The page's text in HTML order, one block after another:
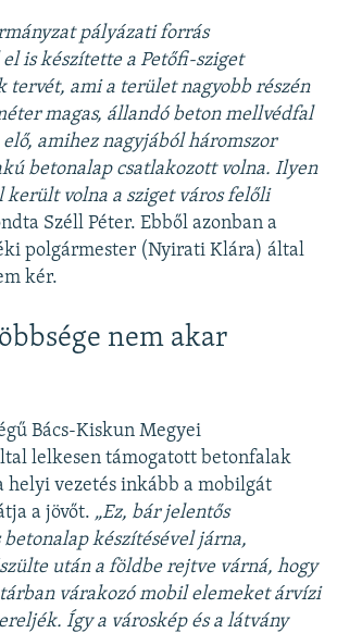
pályázati forrás
is készítette a Petőfi-sziget
tervét, ami a terület nagyobb részén
magas, állandó beton mellvédfal
amihez nagyjából háromszor
betonalap csatlakozott volna. Ilyen
került volna a sziget város felőli
Széll Péter. Ebből azonban a
polgármester (Nyirati Klára) által
kér.
nem akar
Bács-Kiskun Megyei
lelkesen támogatott betonfalak
helyi vezetés inkább a mobilgát
a jövőt. „Ez, bár jelentős
készítésével járna,
után a földbe rejtve várná, hogy
várakozó mobil elemeket árvízi
Így a városkép és a látvány